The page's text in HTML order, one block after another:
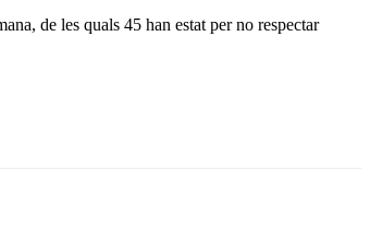
de les quals 45 han estat per no respectar